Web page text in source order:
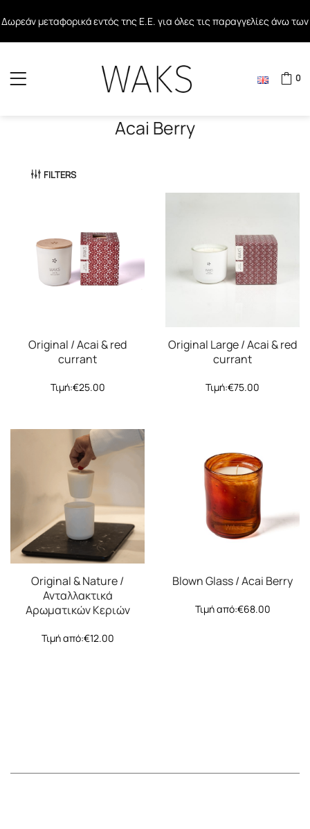
Δωρεάν μεταφορικά εντός της Ε.Ε. για όλες τις παραγγελίες άνω των
0
Acai Berry
FILTERS
Original / Acai & red
currant
Τιμή:€25.00
Original Large / Acai & red
currant
Τιμή:€75.00
Original & Nature /
Ανταλλακτικά
Αρωματικών Κεριών
Τιμή από:€12.00
Blown Glass / Acai Berry
Τιμή από:€68.00